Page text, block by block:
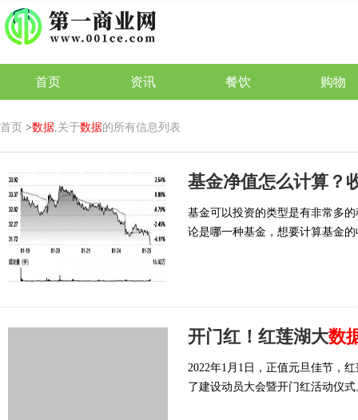
首页 资讯 餐饮 购物
首页 >数据,关于数据的所有信息列表
基金净值怎么计算？
基金可以投资的类型是有非常多
论是哪一种基金，想要计算基金
开门红！红莲湖大数
2022年1月1日，正值元旦佳节，
了建设动员大会暨开门红活动仪